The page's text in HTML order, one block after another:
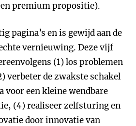
premium propositie).
pagina’s en is gewijd aan de
vernieuwing. Deze vijf
(1) los problemen
verbeter de zwakste schakel
voor een kleine wendbare
(4) realiseer zelfsturing en
door innovatie van